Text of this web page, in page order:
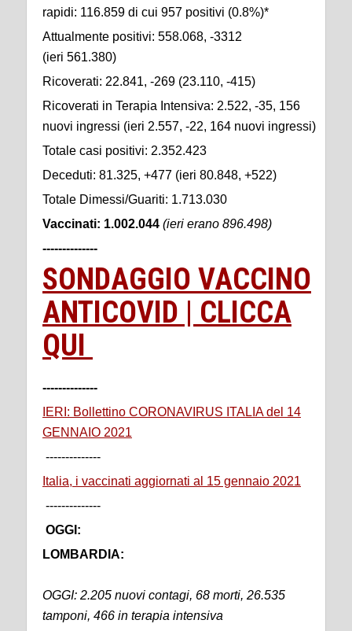
rapidi: 116.859 di cui 957 positivi (0.8%)*
Attualmente positivi: 558.068, -3312
(ieri 561.380)
Ricoverati: 22.841, -269 (23.110, -415)
Ricoverati in Terapia Intensiva: 2.522, -35, 156
nuovi ingressi (ieri 2.557, -22, 164 nuovi ingressi)
Totale casi positivi: 2.352.423
Deceduti: 81.325, +477 (ieri 80.848, +522)
Totale Dimessi/Guariti: 1.713.030
Vaccinati: 1.002.044 (ieri erano 896.498)
--------------
SONDAGGIO VACCINO
ANTICOVID | CLICCA
QUI
--------------
IERI: Bollettino CORONAVIRUS ITALIA del 14
GENNAIO 2021
--------------
Italia, i vaccinati aggiornati al 15 gennaio 2021
--------------
OGGI:
LOMBARDIA:
OGGI: 2.205 nuovi contagi, 68 morti, 26.535
tamponi, 466 in terapia intensiva